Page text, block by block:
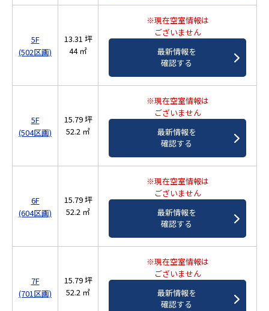
5F
(502区画)
13.31 坪
44 ㎡
※現在空室情報は
ございません
最新情報を
確認する
5F
(504区画)
15.79 坪
52.2 ㎡
※現在空室情報は
ございません
最新情報を
確認する
6F
(604区画)
15.79 坪
52.2 ㎡
※現在空室情報は
ございません
最新情報を
確認する
7F
(701区画)
15.79 坪
52.2 ㎡
※現在空室情報は
ございません
最新情報を
確認する